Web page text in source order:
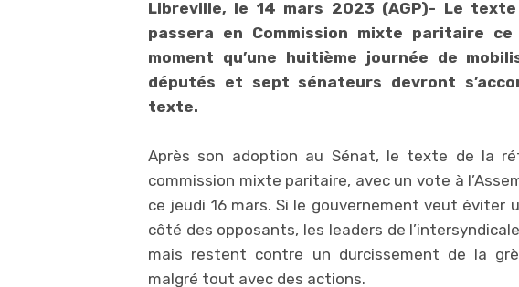
Libreville, le 14 mars 2023 (AGP)- Le
passera en Commission mixte paritaire
moment qu’une huitième journée de
députés et sept sénateurs devront
texte.
Après son adoption au Sénat, le texte de la
commission mixte paritaire, avec un vote à
ce jeudi 16 mars. Si le gouvernement veut éviter
côté des opposants, les leaders de
mais restent contre un durcissement de la
malgré tout avec des actions.